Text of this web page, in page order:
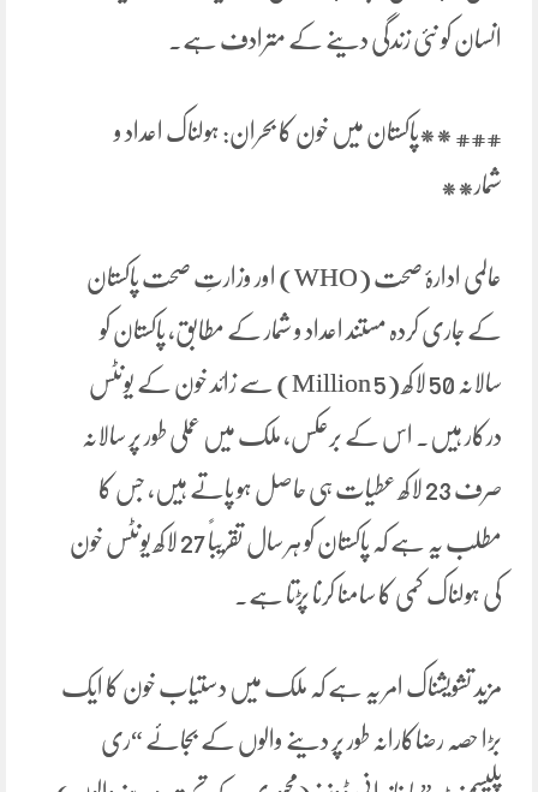
انسان کو نئی زندگی دینے کے مترادف ہے۔
### **پاکستان میں خون کا بحران: ہولناک اعداد و
شمار**
عالمی ادارۂ صحت (WHO) اور وزارتِ صحت پاکستان
کے جاری کردہ مستند اعداد و شمار کے مطابق، پاکستان کو
سالانہ 50 لاکھ (5 Million) سے زائد خون کے یونٹس
درکار ہیں۔ اس کے برعکس، ملک میں عملی طور پر سالانہ
صرف 23 لاکھ عطیات ہی حاصل ہو پاتے ہیں، جس کا
مطلب یہ ہے کہ پاکستان کو ہر سال تقریباً 27 لاکھ یونٹس خون
کی ہولناک کمی کا سامنا کرنا پڑتا ہے۔
مزید تشویشناک امر یہ ہے کہ ملک میں دستیاب خون کا ایک
بڑا حصہ رضاکارانہ طور پر دینے والوں کے بجائے “ری